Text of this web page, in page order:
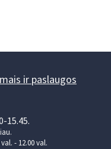
ir paslaugos
15.45.
- 12.00 val.